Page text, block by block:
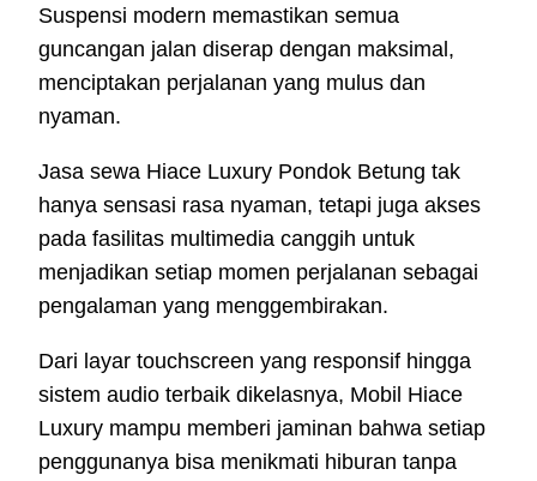
Suspensi modern memastikan semua
guncangan jalan diserap dengan maksimal,
menciptakan perjalanan yang mulus dan
nyaman.
Jasa sewa Hiace Luxury Pondok Betung tak
hanya sensasi rasa nyaman, tetapi juga akses
pada fasilitas multimedia canggih untuk
menjadikan setiap momen perjalanan sebagai
pengalaman yang menggembirakan.
Dari layar touchscreen yang responsif hingga
sistem audio terbaik dikelasnya, Mobil Hiace
Luxury mampu memberi jaminan bahwa setiap
penggunanya bisa menikmati hiburan tanpa